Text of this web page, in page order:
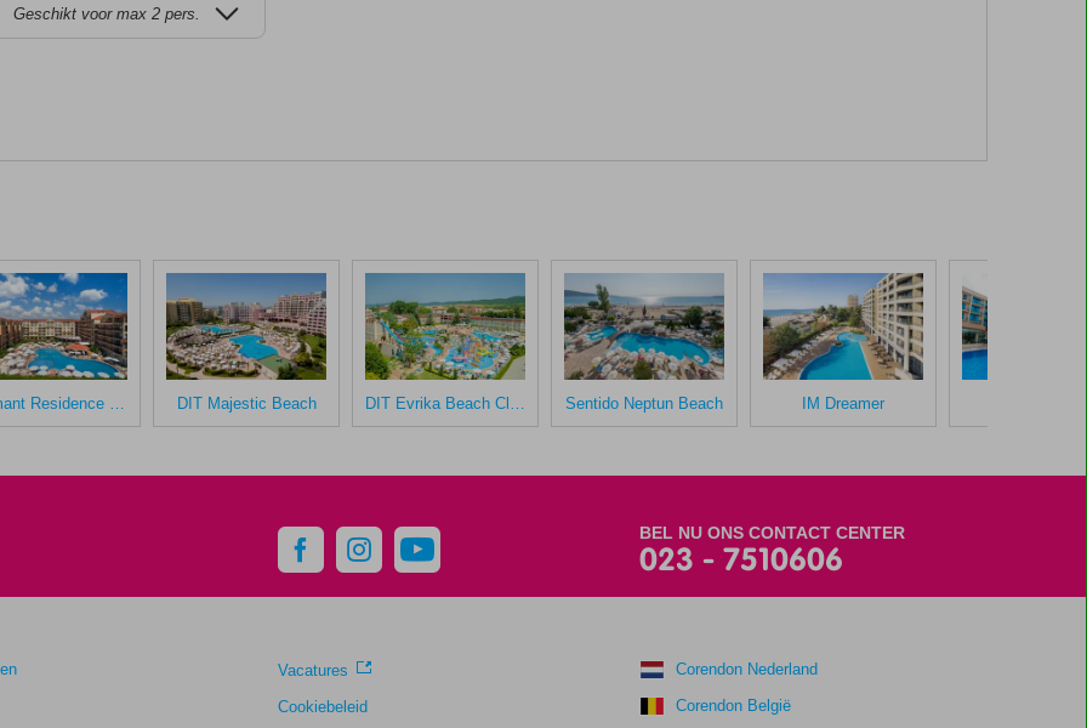
Geschikt voor max 2 pers.
Diamant Residence Hotel & Spa DIT Majestic Beach DIT Evrika Beach Club Hotel Sentido Neptun Beach IM Dreamer
BEL NU ONS CONTACT CENTER
023 - 7510606
Vacatures
Cookiebeleid
Corendon Nederland
Corendon België